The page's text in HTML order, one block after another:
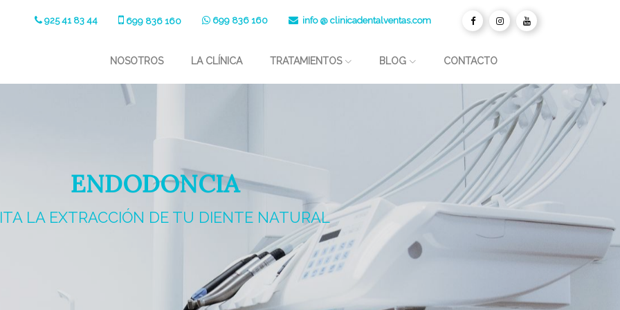
925 41 83 44 699 836 160 699 836 160 info @ clinicadentalventas.com
NOSOTROS LA CLÍNICA TRATAMIENTOS BLOG CONTACTO
ENDODONCIA
LA EXTRACCIÓN DE TU DIENTE NATURAL